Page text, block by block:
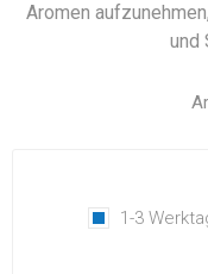
Aromen
und
1-3